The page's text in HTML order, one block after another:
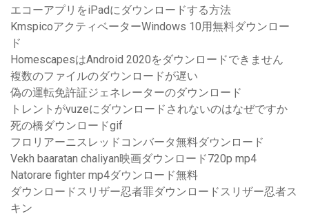
エコーアプリをiPadにダウンロードする方法
KmspicoアクティベーターWindows 10用無料ダウンロー
ド
HomescapesはAndroid 2020をダウンロードできません
複数のファイルのダウンロードが遅い
偽の運転免許証ジェネレーターのダウンロード
トレントがvuzeにダウンロードされないのはなぜですか
死の橋ダウンロードgif
フロリアーニスレッドコンバータ無料ダウンロード
Vekh baaratan chaliyan映画ダウンロード720p mp4
Natorare fighter mp4ダウンロード無料
ダウンロードスリザー忍者罪ダウンロードスリザー忍者ス
キン